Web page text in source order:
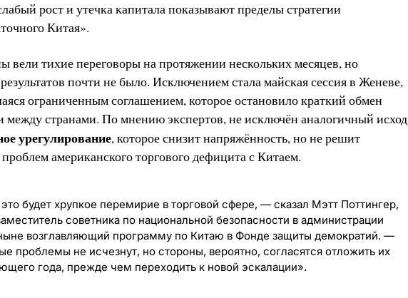
рост и утечка капитала показывают пределы стратегии
Китая».
вели тихие переговоры на протяжении нескольких месяцев, но
почти не было. Исключением стала майская сессия в Женеве,
ограниченным соглашением, которое остановило краткий обмен
странами. По мнению экспертов, не исключён аналогичный исход
урегулирование, которое снизит напряжённость, но не решит
американского торгового дефицита с Китаем.
будет хрупкое перемирие в торговой сфере, — сказал Мэтт Поттингер,
советника по национальной безопасности в администрации
возглавляющий программу по Китаю в Фонде защиты демократий. —
проблемы не исчезнут, но стороны, вероятно, согласятся отложить их
года, прежде чем переходить к новой эскалации».